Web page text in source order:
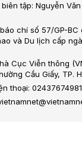
tập: Nguyễn Văn
chí số 57/GP-BC
và Du lịch cấp
Cục Viễn thông
Cầu Giấy, TP.
thoại: 02437674981